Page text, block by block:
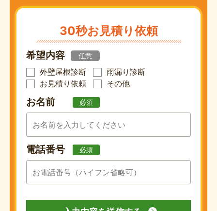
30秒お見積り依頼
希望内容 任意
外壁屋根診断
雨漏り診断
お見積り依頼
その他
お名前 必須
電話番号 必須